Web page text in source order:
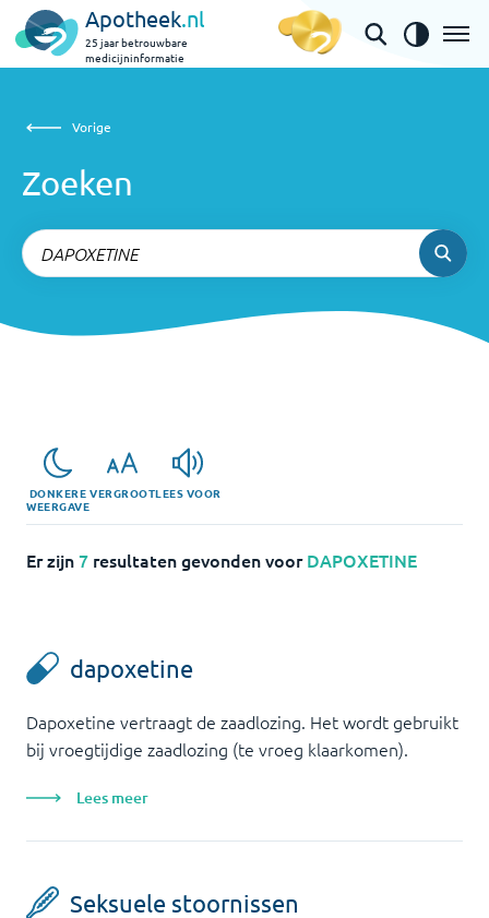
Apotheek.nl
25 jaar betrouwbare
medicijninformatie
Vorige
Vorige
Zoeken
DONKERE
WEERGAVE
VERGROOTLEES VOOR
Er zijn7 resultaten gevonden voor DAPOXETINE
dapoxetine
Dapoxetine vertraagt de zaadlozing. Het wordt gebruikt
bij vroegtijdige zaadlozing (te vroeg klaarkomen).
Lees meer
Seksuele stoornissen